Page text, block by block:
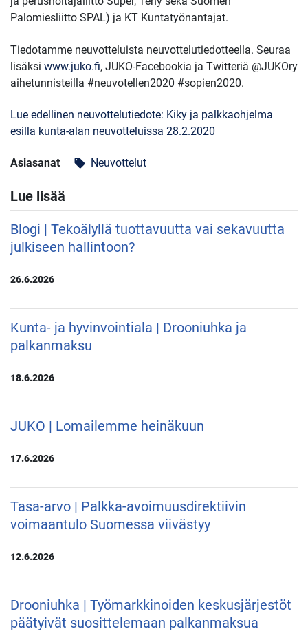
Palomiesliitto SPAL) ja KT Kuntatyönantajat.
Tiedotamme neuvotteluista neuvottelutiedotteella. Seuraa
lisäksi www.juko.fi, JUKO-Facebookia ja Twitteriä @JUKOry
aihetunnisteilla #neuvotellen2020 #sopien2020.
Lue edellinen neuvottelutiedote: Kiky ja palkkaohjelma
esilla kunta-alan neuvotteluissa 28.2.2020
Asiasanat local_offer Neuvottelut
Lue lisää
Blogi | Tekoälyllä tuottavuutta vai sekavuutta
julkiseen hallintoon?
26.6.2026
Kunta- ja hyvinvointiala | Drooniuhka ja
palkanmaksu
18.6.2026
JUKO | Lomailemme heinäkuun
17.6.2026
Tasa-arvo | Palkka-avoimuusdirektiivin
voimaantulo Suomessa viivästyy
12.6.2026
Drooniuhka | Työmarkkinoiden keskusjärjestöt
päätyivät suosittelemaan palkanmaksua